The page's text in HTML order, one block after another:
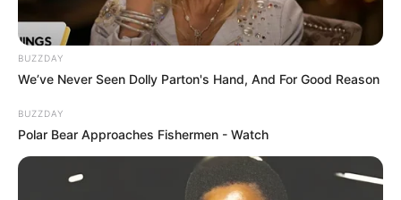
BUZZDAY
We’ve Never Seen Dolly Parton's Hand, And For Good Reason
BUZZDAY
Polar Bear Approaches Fishermen - Watch